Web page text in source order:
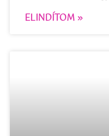
ELINDÍTOM »